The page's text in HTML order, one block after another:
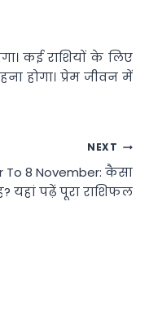
कई राशियों के लिए
होगा। प्रेम जीवन में
NEXT
To 8 November: कैसा
यहां पढ़ें पूरा राशिफल